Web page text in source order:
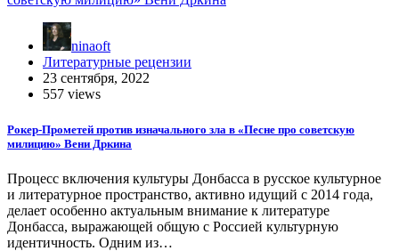
ninaoft
Литературные рецензии
23 сентября, 2022
557 views
Рокер-Прометей против изначального зла в «Песне про советскую
милицию» Вени Дркина
Процесс включения культуры Донбасса в русское культурное
и литературное пространство, активно идущий с 2014 года,
делает особенно актуальным внимание к литературе
Донбасса, выражающей общую с Россией культурную
идентичность. Одним из…